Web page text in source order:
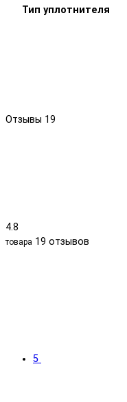
Тип уплотнителя
Отзывы 19
4.8
товара 19 отзывов
5